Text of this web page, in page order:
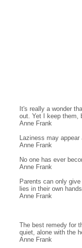
It's really a wonder
out. Yet I keep them,
Anne Frank
Laziness may
Anne Frank
No one has ever
Anne Frank
Parents can only
lies in their own
Anne Frank
The best remedy for
quiet, alone with the
Anne Frank